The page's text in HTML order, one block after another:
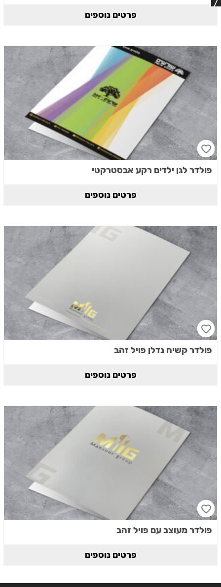
פרטים נוספים
פולדר לגן ילדים רקע אבסטרקטי
פרטים נוספים
פולדר קשיח נדלן פויל זהב
פרטים נוספים
פולדר מעוצב עם פויל זהב
פרטים נוספים